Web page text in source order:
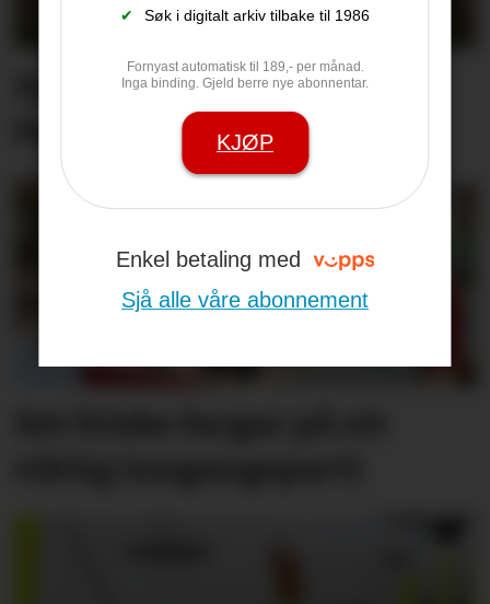
✔ Søk i digitalt arkiv tilbake til 1986
Fornyast automatisk til 189,- per månad.
Inga binding. Gjeld berre nye abonnentar.
KJØP
Enkel betaling med
Sjå alle våre abonnement
Synne er ueinig: –
Pastinakk er ikkje giftig